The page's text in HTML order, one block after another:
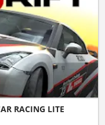
RACING LITE